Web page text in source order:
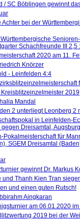
/ SC Böblingen gewinnt
Achter bei der
Schachfreunde III 2,5
2020 am 11.
Knörzer
- Leinfelden 4:4
Kreisblitzeinzelmeister 2019
Mandal
2 unterliegt Leonberg 2
in Leinfelden-
gegen Dreisamtal,
Pokalmeisterschaft für
SGEM Dreisamtal
gewinnt Dr. Markus
und Thanh Kien Tran
und einen guten Rutsch!
Aingkaran
am 06.01.2020
2019 bei der